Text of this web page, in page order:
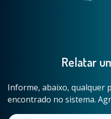
Relatar
Informe, abaixo, qualquer
encontrado no sistema.